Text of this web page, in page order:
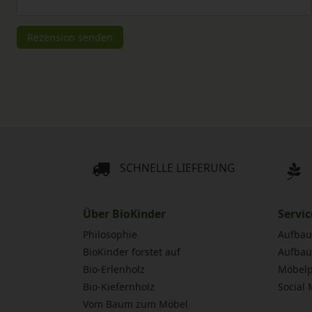
Rezensionstext
Rezension senden
SCHNELLE LIEFERUNG
Über BioKinder
Philosophie
BioKinder forstet auf
Bio-Erlenholz
Bio-Kiefernholz
Vom Baum zum Möbel
Social